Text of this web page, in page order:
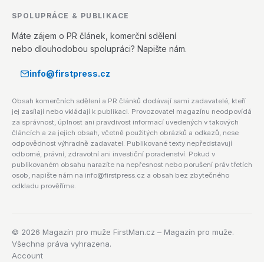
SPOLUPRÁCE & PUBLIKACE
Máte zájem o PR článek, komerční sdělení
nebo dlouhodobou spolupráci? Napište nám.
info@firstpress.cz
Obsah komerčních sdělení a PR článků dodávají sami zadavatelé, kteří
jej zasílají nebo vkládají k publikaci. Provozovatel magazínu neodpovídá
za správnost, úplnost ani pravdivost informací uvedených v takových
článcích a za jejich obsah, včetně použitých obrázků a odkazů, nese
odpovědnost výhradně zadavatel. Publikované texty nepředstavují
odborné, právní, zdravotní ani investiční poradenství. Pokud v
publikovaném obsahu narazíte na nepřesnost nebo porušení práv třetích
osob, napište nám na info@firstpress.cz a obsah bez zbytečného
odkladu prověříme.
© 2026 Magazín pro muže FirstMan.cz – Magazín pro muže.
Všechna práva vyhrazena.
Account